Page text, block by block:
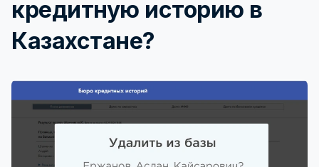
кредитную историю в
Казахстане?